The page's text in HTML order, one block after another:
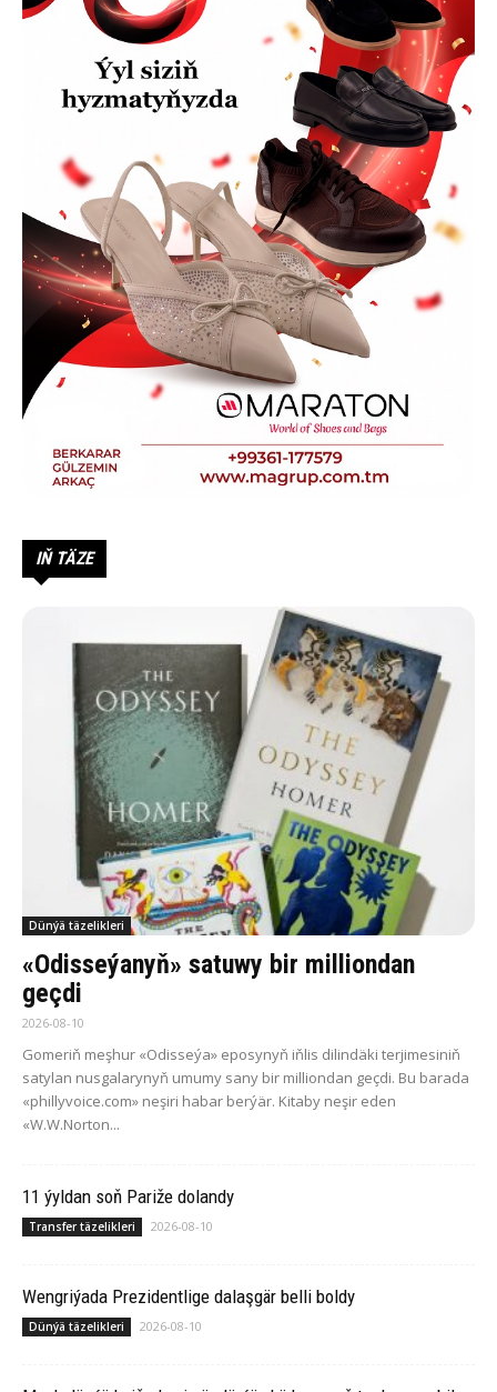
IŇ TÄZE
Dünýä täzelikleri
«Odisseýanyň» satuwy bir milliondan
geçdi
2026-08-10
Gomeriň meşhur «Odisseýa» eposynyň iňlis dilindäki terjimesiniň
satylan nusgalarynyň umumy sany bir milliondan geçdi. Bu barada
«phillyvoice.com» neşiri habar berýär. Kitaby neşir eden
«W.W.Norton...
11 ýyldan soň Pariže dolandy
Transfer täzelikleri 2026-08-10
Wengriýada Prezidentlige dalaşgär belli boldy
Dünýä täzelikleri 2026-08-10